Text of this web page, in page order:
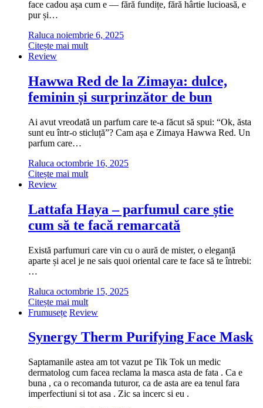
face cadou așa cum e — fără fundițe, fără hârtie lucioasă, e
pur și…
Raluca noiembrie 6, 2025
Citește mai mult
Review
Hawwa Red de la Zimaya: dulce,
feminin și surprinzător de bun
Ai avut vreodată un parfum care te-a făcut să spui: “Ok, ăsta
sunt eu într-o sticluță”? Cam așa e Zimaya Hawwa Red. Un
parfum care…
Raluca octombrie 16, 2025
Citește mai mult
Review
Lattafa Haya – parfumul care știe
cum să te facă remarcată
Există parfumuri care vin cu o aură de mister, o eleganță
aparte și acel je ne sais quoi oriental care te face să te întrebi:
…
Raluca octombrie 15, 2025
Citește mai mult
Frumusețe Review
Synergy Therm Purifying Face Mask
Saptamanile astea am tot vazut pe Tik Tok un medic
dermatolog cum facea reclama la masca asta de fata . Ca e
buna , ca o recomanda tuturor, ca de asta are ea tenul fara
imperfectiuni si tot asa . Zic sa incerc si eu .